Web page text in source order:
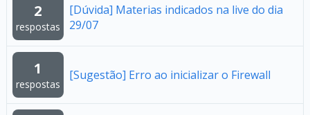
2
respostas
[Dúvida] Materias indicados na live do dia
29/07
1
respostas
[Sugestão] Erro ao inicializar o Firewall